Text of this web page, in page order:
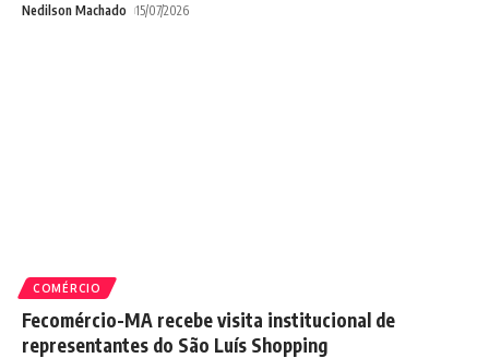
Nedilson Machado 15/07/2026
COMÉRCIO
Fecomércio-MA recebe visita institucional de
representantes do São Luís Shopping